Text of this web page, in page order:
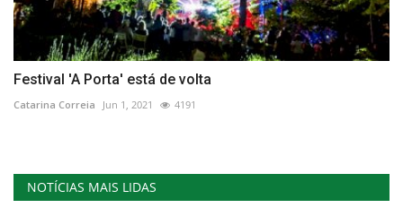
Festival 'A Porta' está de volta
Catarina Correia Jun 1, 2021 4191
NOTÍCIAS MAIS LIDAS